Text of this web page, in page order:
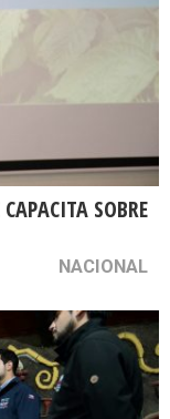
SOBRE
NACIONAL